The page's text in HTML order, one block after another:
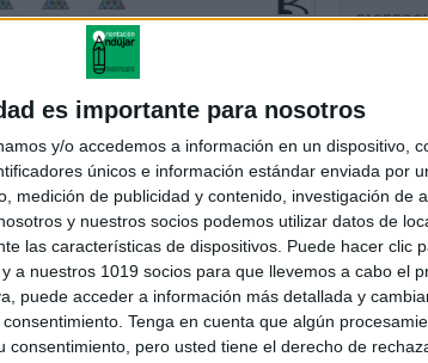
es importante para nosotros
y/o accedemos a información en un dispositivo,
únicos e información estándar enviada por
medición de publicidad y contenido, investigación de
y nuestros socios podemos utilizar datos de
las características de dispositivos. Puede hacer clic
a nuestros 1019 socios para que llevemos a cabo el
puede acceder a información más detallada y
Tenga en cuenta que algún
pero usted tiene el derecho de